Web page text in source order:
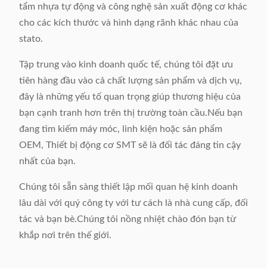
tẩm nhựa tự động và công nghệ sản xuất động cơ khác
cho các kích thước và hình dạng rãnh khác nhau của
stato.
Tập trung vào kinh doanh quốc tế, chúng tôi đặt ưu
tiên hàng đầu vào cả chất lượng sản phẩm và dịch vụ,
đây là những yếu tố quan trọng giúp thương hiệu của
bạn cạnh tranh hơn trên thị trường toàn cầu.Nếu bạn
đang tìm kiếm máy móc, linh kiện hoặc sản phẩm
OEM, Thiết bị động cơ SMT sẽ là đối tác đáng tin cậy
nhất của bạn.
Chúng tôi sẵn sàng thiết lập mối quan hệ kinh doanh
lâu dài với quý công ty với tư cách là nhà cung cấp, đối
tác và bạn bè.Chúng tôi nồng nhiệt chào đón bạn từ
khắp nơi trên thế giới.